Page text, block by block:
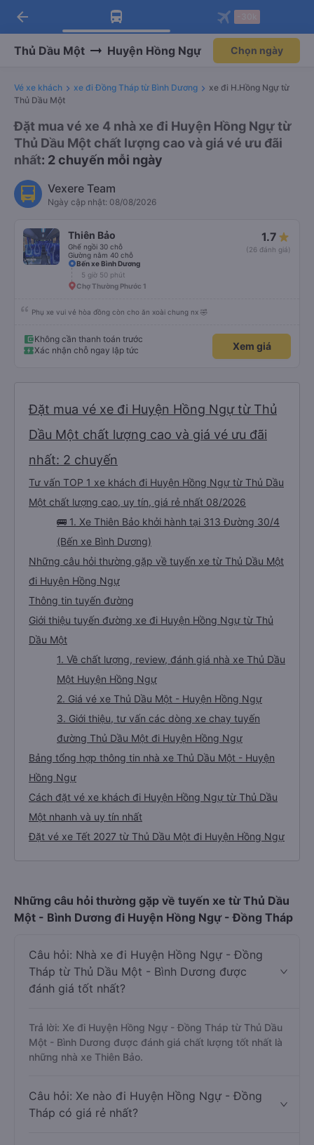
Tải app Vexere ngay!
Nhận ưu đãi thành viên độc
Mở app
Tải app Vexere
-30k/ghế khi đặt vé máy bay qua
Mở app
arrow_back
Thủ Dầu Một Huyện Hồng Ngự Chọn ngày
Vé xe khách xe đi Đồng Tháp từ Bình Dương
xe đi H.Hồng Ngự từ
Thủ Dầu Một
Đặt mua vé xe 4 nhà xe đi Huyện Hồng Ngự từ
Thủ Dầu Một chất lượng cao và giá vé ưu đãi
nhất: 2 chuyến mỗi ngày
Vexere Team
Ngày cập nhật: 08/08/2026
Thiên Bảo
Ghế ngồi 30 chỗ
Giường nằm 40 chỗ
1.7
(26 đánh giá)
Bến xe Bình Dương
5 giờ 50 phút
Chợ Thường Phước 1
Phụ xe vui vẻ hòa đồng còn cho ăn xoài chung nx 🤣
Không cần thanh toán trước
Xác nhận chỗ ngay lập tức
Xem giá
Đặt mua vé xe đi Huyện Hồng Ngự từ Thủ
Dầu Một chất lượng cao và giá vé ưu đãi
nhất: 2 chuyến
Tư vấn TOP 1 xe khách đi Huyện Hồng Ngự từ Thủ Dầu
Một chất lượng cao, uy tín, giá rẻ nhất 08/2026
🚌 1. Xe Thiên Bảo khởi hành tại 313 Đường 30/4
(Bến xe Bình Dương)
Những câu hỏi thường gặp về tuyến xe từ Thủ Dầu Một
đi Huyện Hồng Ngự
Thông tin tuyến đường
Giới thiệu tuyến đường xe đi Huyện Hồng Ngự từ Thủ
Dầu Một
1. Về chất lượng, review, đánh giá nhà xe Thủ Dầu
Một Huyện Hồng Ngự
2. Giá vé xe Thủ Dầu Một - Huyện Hồng Ngự
3. Giới thiệu, tư vấn các dòng xe chạy tuyến
đường Thủ Dầu Một đi Huyện Hồng Ngự
Bảng tổng hợp thông tin nhà xe Thủ Dầu Một - Huyện
Hồng Ngự
Cách đặt vé xe khách đi Huyện Hồng Ngự từ Thủ Dầu
Một nhanh và uy tín nhất
Đặt vé xe Tết 2027 từ Thủ Dầu Một đi Huyện Hồng Ngự
Những câu hỏi thường gặp về tuyến xe từ Thủ Dầu
Một - Bình Dương đi Huyện Hồng Ngự - Đồng Tháp
Câu hỏi: Nhà xe đi Huyện Hồng Ngự - Đồng
Tháp từ Thủ Dầu Một - Bình Dương được
đánh giá tốt nhất?
Trả lời: Xe đi Huyện Hồng Ngự - Đồng Tháp từ Thủ Dầu
Một - Bình Dương được đánh giá chất lượng tốt nhất là
những nhà xe Thiên Bảo.
Câu hỏi: Xe nào đi Huyện Hồng Ngự - Đồng
Tháp có giá rẻ nhất?